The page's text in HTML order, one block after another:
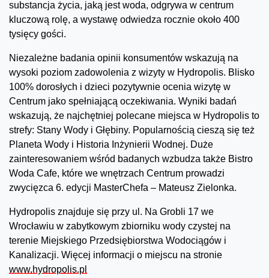
substancja życia, jaką jest woda, odgrywa w centrum
kluczową rolę, a wystawę odwiedza rocznie około 400
tysięcy gości.
Niezależne badania opinii konsumentów wskazują na
wysoki poziom zadowolenia z wizyty w Hydropolis. Blisko
100% dorosłych i dzieci pozytywnie ocenia wizytę w
Centrum jako spełniającą oczekiwania. Wyniki badań
wskazują, że najchętniej polecane miejsca w Hydropolis to
strefy: Stany Wody i Głębiny. Popularnością cieszą się też
Planeta Wody i Historia Inżynierii Wodnej. Duże
zainteresowaniem wśród badanych wzbudza także Bistro
Woda Cafe, które we wnętrzach Centrum prowadzi
zwycięzca 6. edycji MasterChefa – Mateusz Zielonka.
Hydropolis znajduje się przy ul. Na Grobli 17 we
Wrocławiu w zabytkowym zbiorniku wody czystej na
terenie Miejskiego Przedsiębiorstwa Wodociągów i
Kanalizacji. Więcej informacji o miejscu na stronie
www.hydropolis.pl